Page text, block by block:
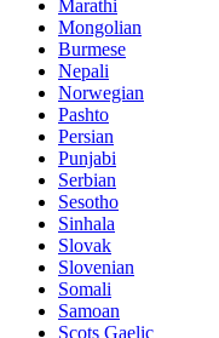
Marathi
Mongolian
Burmese
Nepali
Norwegian
Pashto
Persian
Punjabi
Serbian
Sesotho
Sinhala
Slovak
Slovenian
Somali
Samoan
Scots Gaelic